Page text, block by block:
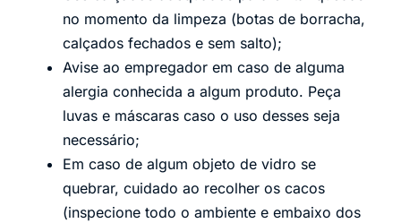
no momento da limpeza (botas de borracha,
calçados fechados e sem salto);
Avise ao empregador em caso de alguma
alergia conhecida a algum produto. Peça
luvas e máscaras caso o uso desses seja
necessário;
Em caso de algum objeto de vidro se
quebrar, cuidado ao recolher os cacos
(inspecione todo o ambiente e embaixo dos